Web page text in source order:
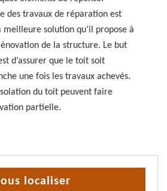
des travaux de réparation est
solution qu’il propose à
de la structure. Le but
d’assurer que le toit soit
une fois les travaux achevés.
du toit peuvent faire
partielle.
localiser